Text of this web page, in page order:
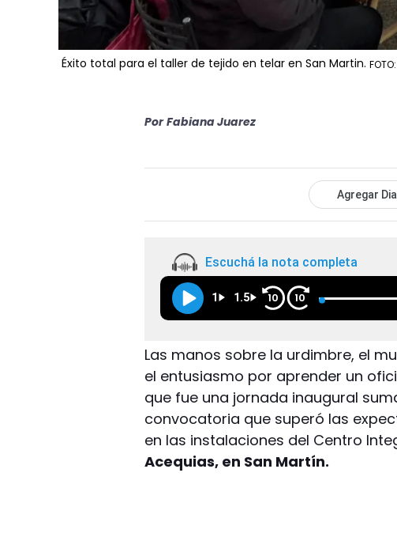
Éxito total para el taller de tejido en telar en San Martin. FOTO:
Por Fabiana Juarez
Agregar
Escuchá la nota completa
1 1.5 10 10
Las manos sobre la urdimbre, el
el entusiasmo por aprender un
que fue una jornada inaugural
convocatoria que superó las
en las instalaciones del Centro
Acequias, en San Martín.